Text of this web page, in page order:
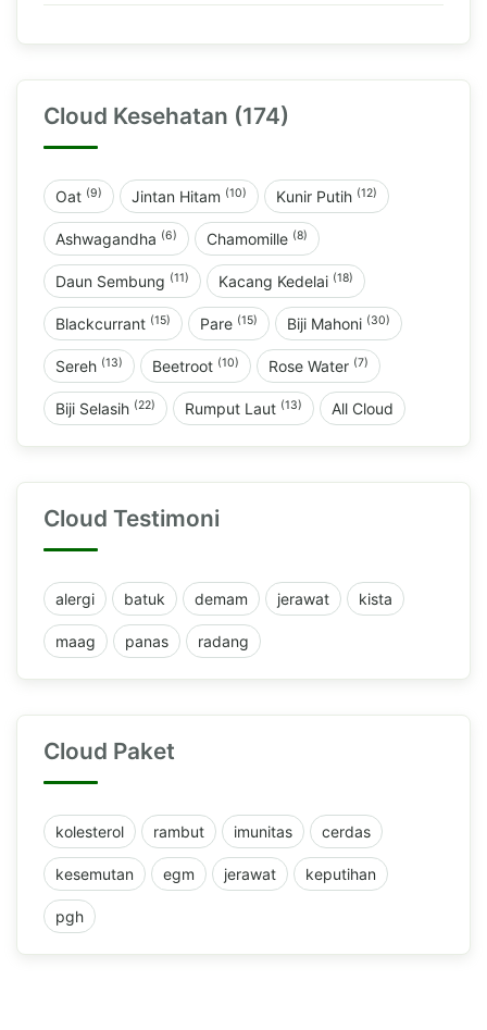
Cloud Kesehatan (174)
Oat (9) Jintan Hitam (10) Kunir Putih (12)
Ashwagandha (6) Chamomille (8)
Daun Sembung (11) Kacang Kedelai (18)
Blackcurrant (15) Pare (15) Biji Mahoni (30)
Sereh (13) Beetroot (10) Rose Water (7)
Biji Selasih (22) Rumput Laut (13) All Cloud
Cloud Testimoni
alergi batuk demam jerawat kista
maag panas radang
Cloud Paket
kolesterol rambut imunitas cerdas
kesemutan egm jerawat keputihan
pgh